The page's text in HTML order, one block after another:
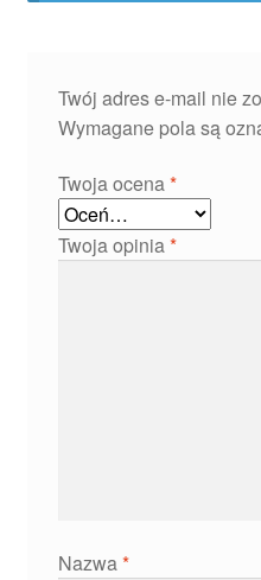
Twój adres e-mail nie
Wymagane pola są
Twoja ocena*
Twoja opinia*
Nazwa*